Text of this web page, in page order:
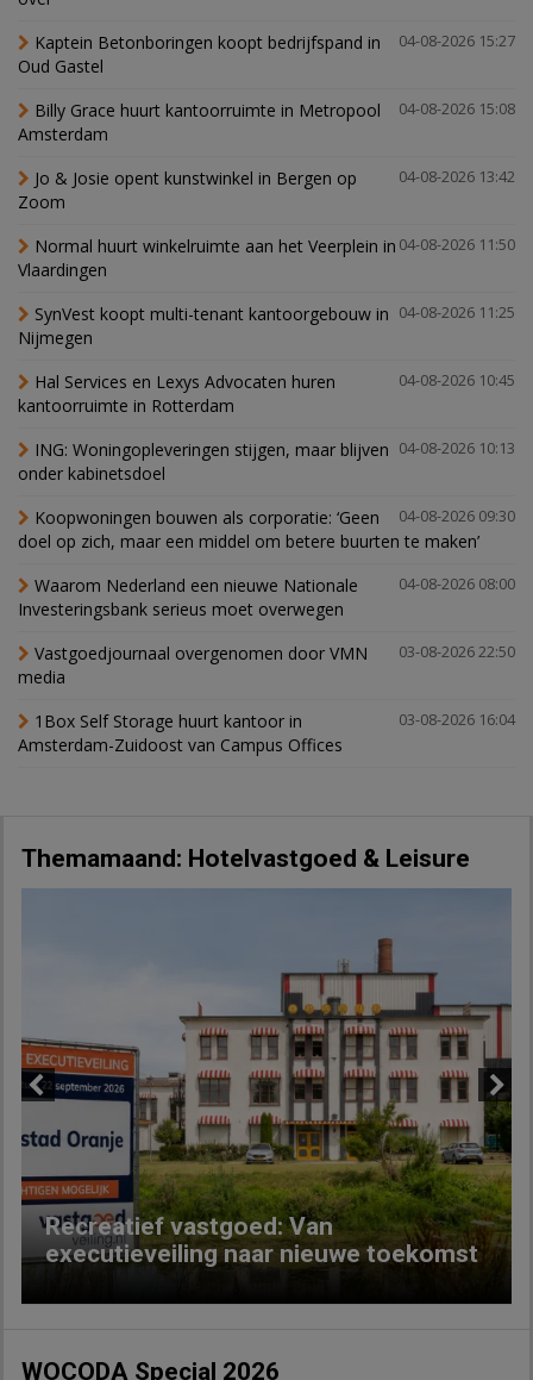
04-08-2026 15:27
Kaptein Betonboringen koopt bedrijfspand in
Oud Gastel
04-08-2026 15:08
Billy Grace huurt kantoorruimte in Metropool
Amsterdam
04-08-2026 13:42
Jo & Josie opent kunstwinkel in Bergen op
Zoom
04-08-2026 11:50
Normal huurt winkelruimte aan het Veerplein in
Vlaardingen
04-08-2026 11:25
SynVest koopt multi-tenant kantoorgebouw in
Nijmegen
04-08-2026 10:45
Hal Services en Lexys Advocaten huren
kantoorruimte in Rotterdam
04-08-2026 10:13
ING: Woningopleveringen stijgen, maar blijven
onder kabinetsdoel
04-08-2026 09:30
Koopwoningen bouwen als corporatie: ‘Geen
doel op zich, maar een middel om betere buurten te maken’
04-08-2026 08:00
Waarom Nederland een nieuwe Nationale
Investeringsbank serieus moet overwegen
03-08-2026 22:50
Vastgoedjournaal overgenomen door VMN
media
03-08-2026 16:04
1Box Self Storage huurt kantoor in
Amsterdam-Zuidoost van Campus Offices
Themamaand: Hotelvastgoed & Leisure
Recreatief vastgoed: Van
executieveiling naar nieuwe toekomst
Next
WOCODA Special 2026